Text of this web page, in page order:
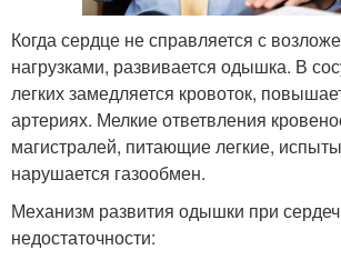
Когда сердце не справляется с
нагрузками, развивается одышка. В
легких замедляется кровоток,
артериях. Мелкие ответвления
магистралей, питающие легкие,
нарушается газообмен.
Механизм развития одышки при
недостаточности: